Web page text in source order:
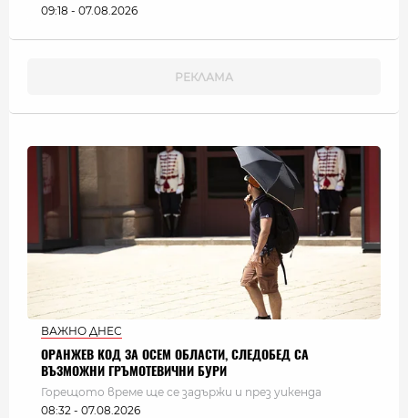
09:18 - 07.08.2026
ВАЖНО ДНЕС
ОРАНЖЕВ КОД ЗА ОСЕМ ОБЛАСТИ, СЛЕДОБЕД СА
ВЪЗМОЖНИ ГРЪМОТЕВИЧНИ БУРИ
Горещото време ще се задържи и през уикенда
08:32 - 07.08.2026